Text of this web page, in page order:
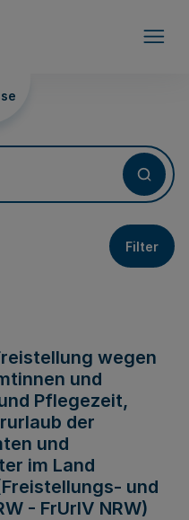
Filter
wegen
und
Pflegezeit,
der
und
im Land
und
- FrUrlV NRW)